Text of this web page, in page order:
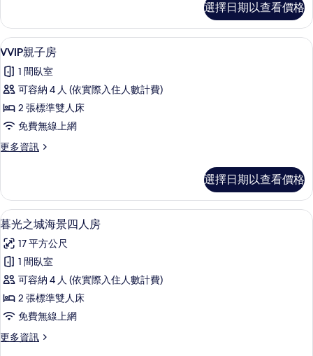
的
所
有
相
片
敵
海
景
子
房
詳
情
選擇日期以查看價格
顯
示
VVIP
親
子
房
的
有
相
片
VVIP親子房 | 書桌、遮光布/窗簾、免
5
VVIP親子房
1 間臥室
可容納 4 人 (依實際入住人數計費)
2 張標準雙人床
免費無線上網
更多資訊
更
子
房
的
情
選擇日期以查看價格
顯
示
暮
光
之
城
景
書桌、遮光布/窗簾、免費無線上網、
4
暮光之城海景四人房
17 平方公尺
1 間臥室
可容納 4 人 (依實際入住人數計費)
2 張標準雙人床
免費無線上網
更多資訊
更